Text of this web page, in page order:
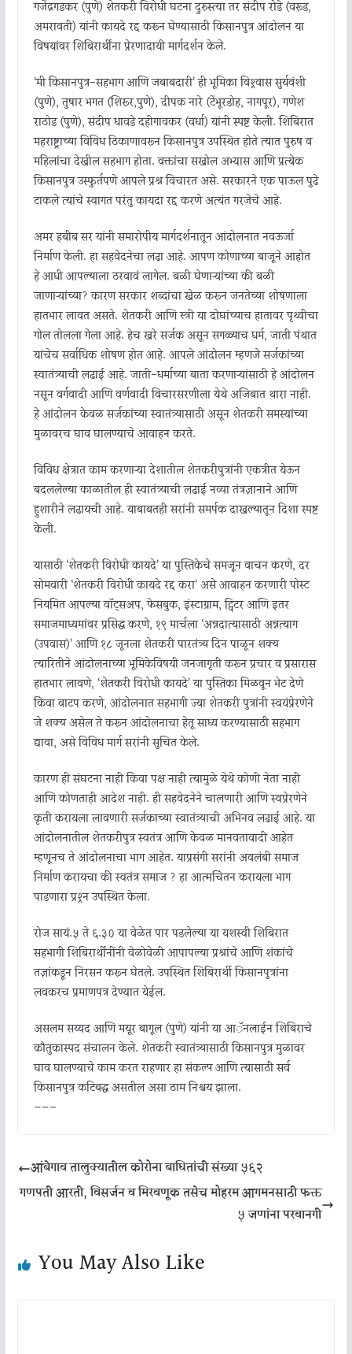
गजेंद्रगडकर (पुणे) शेतकरी विरोधी घटना दुरुस्त्या तर संदीप रोडे (वरूड,
अमरावती) यांनी कायदे रद्द करून घेण्यासाठी किसानपुत्र आंदोलन या
विषयांवर शिबिरार्थींना प्रेरणादायी मार्गदर्शन केले.
‘मी किसानपुत्र-सहभाग आणि जबाबदारी’ ही भूमिका विश्र्वास सुर्यवंशी
(पुणे), तुषार भगत (शिरूर,पुणे), दीपक नारे (टेंभूरडोह, नागपूर), गणेश
राठोड (पुणे), संदीप धावडे दहीगावकर (वर्धा) यांनी स्पष्ट केली. शिबिरात
महराष्ट्राच्या विविध ठिकाणावरून किसानपुत्र उपस्थित होते त्यात पुरुष व
महिलांचा देखील सहभाग होता. वक्तांचा सखोल अभ्यास आणि प्रत्येक
किसानपुत्र उस्फुर्तपणे आपले प्रश्न विचारत असे. सरकारने एक पाऊल पुढे
टाकले त्यांचे स्वागत परंतु कायदा रद्द करणे अत्यंत गरजेचे आहे.
अमर हबीब सर यांनी समारोपीय मार्गदर्शनातून आंदोलनात नवऊर्जा
निर्माण केली. हा सहवेदनेचा लढा आहे. आपण कोणाच्या बाजूने आहोत
हे आधी आपल्याला ठरवावं लागेल. बळी घेणाऱ्यांच्या की बळी
जाणाऱ्यांच्या? कारण सरकार शब्दांचा खेळ करून जनतेच्या शोषणाला
हातभार लावत असते. शेतकरी आणि स्त्री या दोघांच्याच हातावर पृथ्वीचा
गोल तोलला गेला आहे. हेच खरे सर्जक असून सगळ्याच धर्म, जाती पंथात
यांचेच सर्वाधिक शोषण होत आहे. आपले आंदोलन म्हणजे सर्जकांच्या
स्वातंत्र्याची लढाई आहे. जाती-धर्माच्या बाता करणाऱ्यांसाठी हे आंदोलन
नसून वर्गवादी आणि वर्णवादी विचारसरणीला येथे अजिबात थारा नाही.
हे आंदोलन केवळ सर्जकांच्या स्वातंत्र्यासाठी असून शेतकरी समस्यांच्या
मुळावरच घाव घालण्याचे आवाहन करते.
विविध क्षेत्रात काम करणाऱ्या देशातील शेतकरीपुत्रांनी एकत्रीत येऊन
बदललेल्या काळातील ही स्वातंत्र्याची लढाई नव्या तंत्रज्ञानाने आणि
हुशारीने लढायची आहे. याबाबतही सरांनी समर्पक दाखल्यातून दिशा स्पष्ट
केली.
यासाठी ‘शेतकरी विरोधी कायदे’ या पुस्तिकेचे समजून वाचन करणे, दर
सोमवारी ‘शेतकरी विरोधी कायदे रद्द करा’ असे आवाहन करणारी पोस्ट
नियमित आपल्या वाॅट्सअप, फेसबुक, इंस्टाग्राम, ट्विटर आणि इतर
समाजमाध्यमांवर प्रसिद्ध करणे, १९ मार्चला ‘अन्नदात्यासाठी अन्नत्याग
(उपवास)’ आणि १८ जूनला शेतकरी पारतंत्र्य दिन पाळून शक्य
त्यारितीने आंदोलनाच्या भूमिकेविषयी जनजागृती करून प्रचार व प्रसारास
हातभार लावणे, ‘शेतकरी विरोधी कायदे’ या पुस्तिका मिळवून भेट देणे
किंवा वाटप करणे, आंदोलनात सहभागी ज्या शेतकरी पुत्रांनी स्वयंप्रेरणेने
जे शक्य असेल ते करून आंदोलनाचा हेतू साध्य करण्यासाठी सहभाग
द्यावा, असे विविध मार्ग सरांनी सुचित केले.
कारण ही संघटना नाही किंवा पक्ष नाही त्यामुळे येथे कोणी नेता नाही
आणि कोणताही आदेश नाही. ही सहवेदनेने चालणारी आणि स्वप्रेरणेने
कृती करायला लावणारी सर्जकाच्या स्वातंत्र्याची अभिनव लढाई आहे. या
आंदोलनातील शेतकरीपुत्र स्वतंत्र आणि केवळ मानवतावादी आहेत
म्हणूनच ते आंदोलनाचा भाग आहेत. याप्रसंगी सरांनी अवलंबी समाज
निर्माण करायचा की स्वतंत्र समाज ? हा आत्मचिंतन करायला भाग
पाडणारा प्रश्र्न उपस्थित केला.
रोज सायं.५ ते ६.३० या वेळेत पार पडलेल्या या यशस्वी शिबिरात
सहभागी शिबिरार्थींनींनी वेळोवेळी आपापल्या प्रश्नांचे आणि शंकांचे
तज्ञांकडून निरसन करून घेतले. उपस्थित शिबिरार्थी किसानपुत्रांना
लवकरच प्रमाणपत्र देण्यात येईल.
असलम सय्यद आणि मयूर बागूल (पुणे) यांनी या आॅनलाईन शिबिराचे
कौतुकास्पद संचालन केले. शेतकरी स्वातंत्र्यासाठी किसानपुत्र मुळावर
घाव घालण्याचे काम करत राहणार हा संकल्प आणि त्यासाठी सर्व
किसानपुत्र कटिबद्ध असतील असा ठाम निश्चय झाला.
——–
आंबेगाव तालुक्यातील कोरोना बाधितांची संख्या ५६२
गणपती आरती, विसर्जन व मिरवणूक तसेच मोहरम आगमनसाठी फक्त
५ जणांना परवानगी
You May Also Like